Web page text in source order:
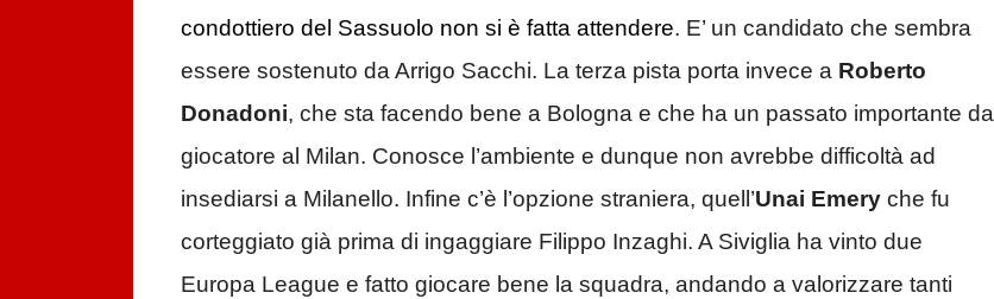
condottiero del Sassuolo non si è fatta attendere. E’ un candidato che sembra
essere sostenuto da Arrigo Sacchi. La terza pista porta invece a Roberto
Donadoni, che sta facendo bene a Bologna e che ha un passato importante da
giocatore al Milan. Conosce l’ambiente e dunque non avrebbe difficoltà ad
insediarsi a Milanello. Infine c’è l’opzione straniera, quell’Unai Emery che fu
corteggiato già prima di ingaggiare Filippo Inzaghi. A Siviglia ha vinto due
Europa League e fatto giocare bene la squadra, andando a valorizzare tanti